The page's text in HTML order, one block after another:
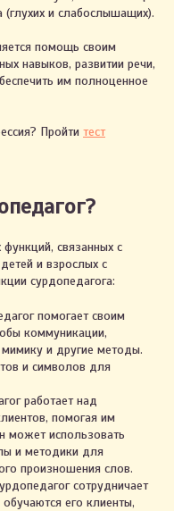
и слабослышащих).
помощь своим
навыков, развитии речи,
им полноценное
Пройти тест
связанных с
и взрослых с
сурдопедагога:
помогает своим
коммуникации,
и другие методы.
и символов для
работает над
помогая им
может использовать
и методики для
произношения слов.
сотрудничает
его клиенты,